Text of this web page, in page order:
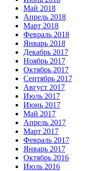
Май 2018
Апрель 2018
Март 2018
Февраль 2018
Январь 2018
Декабрь 2017
Ноябрь 2017
Октябрь 2017
Сентябрь 2017
Август 2017
Июль 2017
Июнь 2017
Май 2017
Апрель 2017
Март 2017
Февраль 2017
Январь 2017
Октябрь 2016
Июль 2016